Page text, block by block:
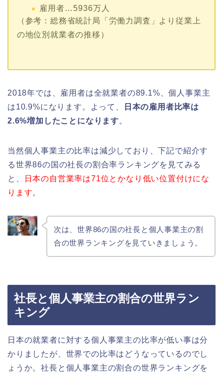
雇用者…5936万人
（参考：総務省統計局「労働力調査」より従業上
の地位別就業者の推移）
2018年では、雇用者は全就業者の89.1%、個人事業主
は10.9%になります。よって、
日本の雇用者比率は
2.6%増加したことになります。
当然個人事業主の比率は減少しており、下記で紹介す
る世界86の国の社長の割合率ランキングを見てみる
と、
日本の自営業率は71位とかなり低い位置付けにな
ります。
次は、世界86の国の社長と個人事業主の割
合の世界ランキングを見ていきましょう。
社長と個人事業主の割合の世界ラン
キング
日本の就業者に対する個人事業主の比率が低い事は分
かりましたが、世界での比率はどうなっているのでし
ょうか。社長と個人事業主の割合の世界ランキングを